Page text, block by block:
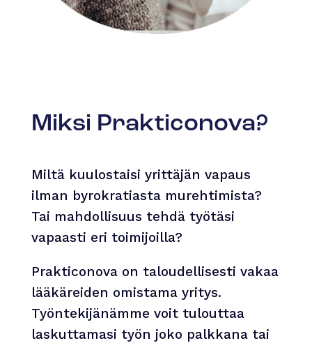
Miksi Prakticonova?
Miltä kuulostaisi yrittäjän vapaus
ilman byrokratiasta murehtimista?
Tai mahdollisuus tehdä työtäsi
vapaasti eri toimijoilla?
Prakticonova on taloudellisesti vakaa
lääkäreiden omistama yritys.
Työntekijänämme voit tulouttaa
laskuttamasi työn joko palkkana tai